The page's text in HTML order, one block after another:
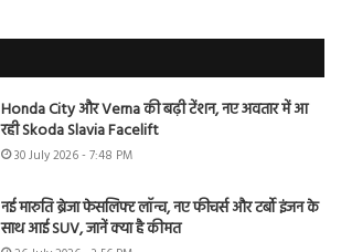
Honda City और Verna की बढ़ी टेंशन, नए अवतार में आ
रही Skoda Slavia Facelift
30 July 2026 - 7:48 PM
नई मारुति ब्रेजा फेसलिफ्ट लॉन्च, नए फीचर्स और टर्बो इंजन के
साथ आई SUV, जानें क्या है कीमत